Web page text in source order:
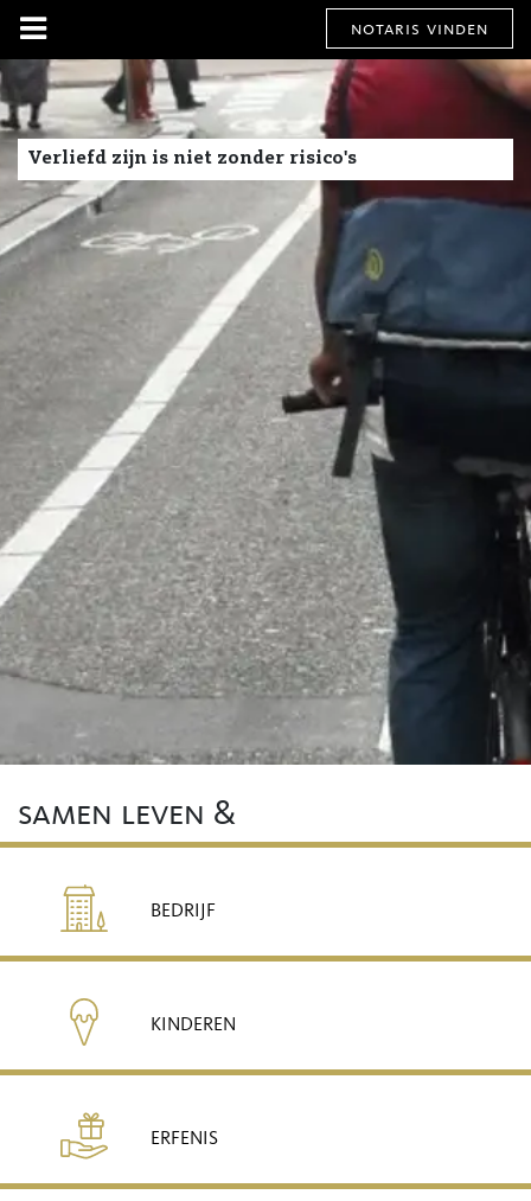
notaris vinden
Verliefd zijn is niet zonder risico's
samen leven &
BEDRIJF
KINDEREN
ERFENIS